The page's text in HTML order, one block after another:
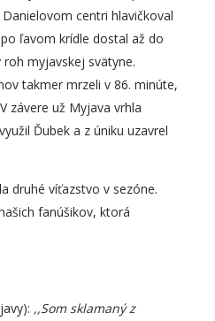
centri hlavičkoval
ľavom krídle dostal až do
myjavskej svätyne.
takmer mrzeli v 86. minúte,
závere už Myjava vrhla
Ďubek a z úniku uzavrel
druhé víťazstvo v sezóne.
fanúšikov, ktorá
,,Som sklamaný z